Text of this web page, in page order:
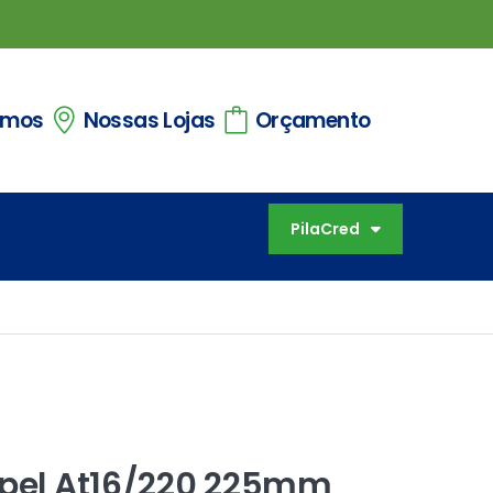
Nossas Lojas Orçamento
PilaCred